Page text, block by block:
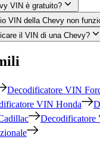
VIN è gratuito?
VIN della Chevy non
il VIN di una Chevy?
Decodificatore VIN
VIN Honda
Decodificatore